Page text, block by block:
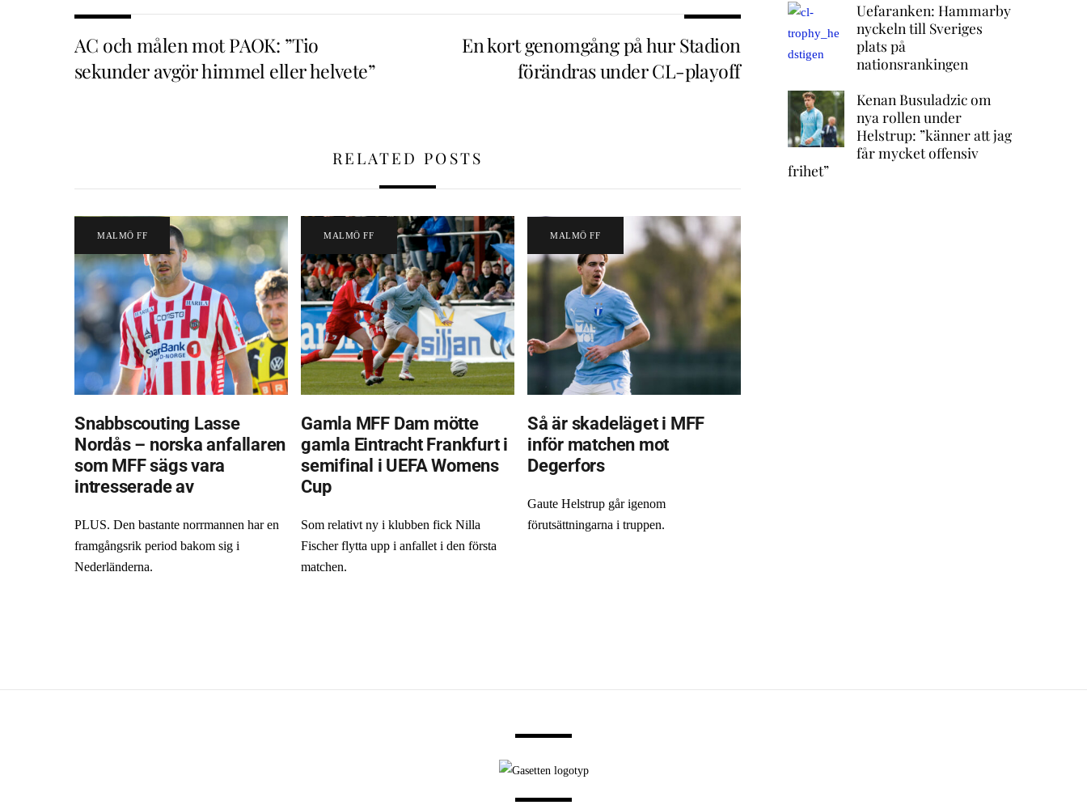
AC och målen mot PAOK: ”Tio
sekunder avgör himmel eller helvete”
En kort genomgång på hur Stadion
förändras under CL-playoff
RELATED POSTS
MALMÖ FF
Snabbscouting Lasse
Nordås – norska anfallaren
som MFF sägs vara
intresserade av
PLUS. Den bastante norrmannen har en
framgångsrik period bakom sig i
Nederländerna.
MALMÖ FF
Gamla MFF Dam mötte
gamla Eintracht Frankfurt i
semifinal i UEFA Womens
Cup
Som relativt ny i klubben fick Nilla
Fischer flytta upp i anfallet i den första
matchen.
MALMÖ FF
Så är skadeläget i MFF
inför matchen mot
Degerfors
Gaute Helstrup går igenom
förutsättningarna i truppen.
Uefaranken: Hammarby
nyckeln till Sveriges
plats på
nationsrankingen
Kenan Busuladzic om
nya rollen under
Helstrup: ”känner att jag
får mycket offensiv
frihet”